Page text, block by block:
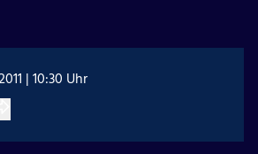
| 10:30 Uhr